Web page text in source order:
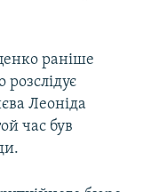
раніше
Леоніда
час був